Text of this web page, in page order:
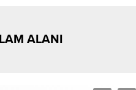
ALANI